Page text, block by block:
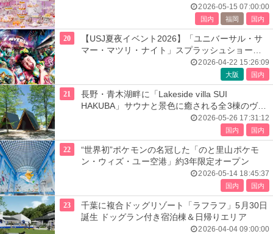
2026-05-15 07:00:00
国内 福岡 国内
20
【USJ夏夜イベント2026】「ユニバーサル・サ
マー・マツリ・ナイト」スプラッシュショーや
2026-04-22 15:26:09
大阪 国内
21
長野・青木湖畔に「Lakeside villa SUI
HAKUBA」サウナと景色に癒される全3棟のヴィ
2026-05-26 17:31:12
国内 国内
22
“世界初”ポケモンの名冠した「のと里山ポケモ
ン・ウィズ・ユー空港」約3年限定オープン
2026-05-14 18:45:37
国内 国内
23
千葉に複合ドッグリゾート「ラフラフ」5月30日
誕生 ドッグラン付き宿泊棟＆日帰りエリア
2026-04-04 09:00:00